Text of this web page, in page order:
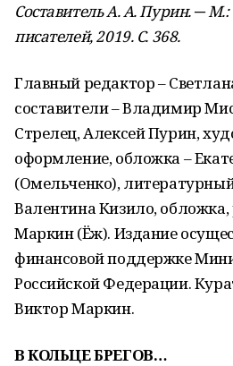
Составитель А. А. Пурин. ─
писателей, 2019. С. 368.
Главный редактор –
составители – Владимир
Стрелец, Алексей Пурин,
оформление, обложка –
(Омельченко),
Валентина Кизило, обложка,
Маркин (Ёж). Издание
финансовой поддержке
Российской Федерации.
Виктор Маркин.
В КОЛЬЦЕ БРЕГОВ…